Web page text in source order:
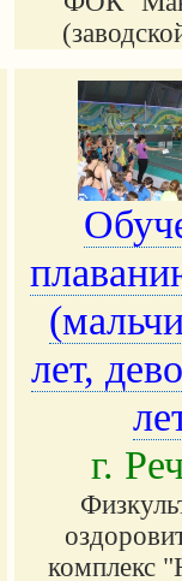
лет,
г.
комплекс